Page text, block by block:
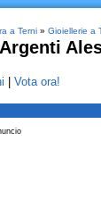
a Terni» Gioiellerie a
Vota ora!